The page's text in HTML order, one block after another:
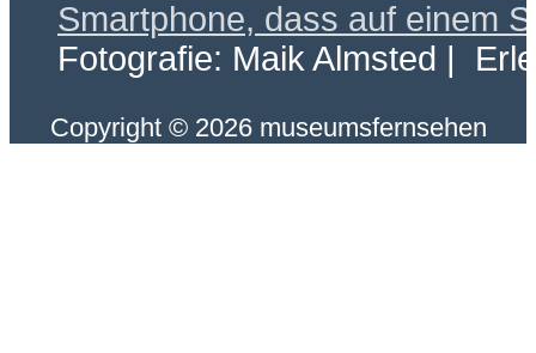
Fotografie: Maik Almsted |
Copyright © 2026 museumsfernsehen